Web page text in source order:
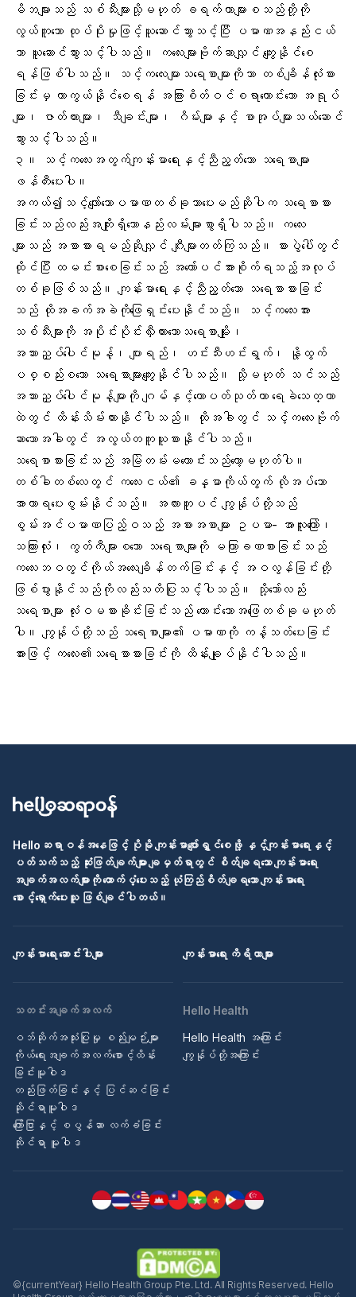
မိဘများသည် သစ်သီးများသို့မဟုတ် ခရက်ကာများစသည်တို့ကို
လွယ်ကူသော ထုပ်ပိုးမှုဖြင့်ယူဆောင်သွားသင့်ပြီး ပမာဏအနည်းငယ်
သာ ယူဆောင်သွားသင့်ပါသည်။ ကလေးများဗိုက်ဆာလျှင် ကျွေးနိုင်စေ
ရန်ဖြစ်ပါသည်။ သင့်ကလေးများသရေစာများကိုသာ တစ်ချိန်လုံးစား
ခြင်းမှ ကာကွယ်နိုင်စေရန် အခြားစိတ်ဝင်စရာကောင်းသော အရုပ်
များ၊ ဇာတ်ကားများ၊ သီချင်းများ၊ ဂိမ်းများနှင့် စာအုပ်များသယ်ဆောင်
သွားသင့်ပါသည်။
၃။ သင့်ကလေးအတွက်ကျန်းမာရေးနှင့်ညီညွတ်သော သရေစာများ
ဖန်တီးပေးပါ။
အကယ်၍သင့်လျော်သောပမာဏတစ်ခုသာပေးမည်ဆိုပါက သရေစာစား
ခြင်းသည်လည်းအကျိုးရှိသောနည်းလမ်းများစွာရှိပါသည်။ ကလေး
များသည် အစာစားရမည်ဆိုလျှင် ဂျီးများတတ်ကြသည်။ စားပွဲပေါ်တွင်
ထိုင်ပြီး ထမင်းစားစေခြင်းသည် အတော်ပင်အားစိုက်ရသည့်အလုပ်
တစ်ခုဖြစ်သည်။ ကျန်းမာရေးနှင့်ညီညွတ်သော သရေစာစားခြင်း
သည် ထိုအခက်အခဲကိုဖြေရှင်းပေးနိုင်သည်။ သင့်ကလေးအား
သစ်သီးများကို အပိုင်းပိုင်းလှီးထားသောသရေစာမျိုး၊
အသားညှပ်ပေါင်မုန့်၊ ပျားရည်၊ ဟင်းသီးဟင်းရွက်၊ နို့ထွက်
ပစ္စည်းစသော သရေစာများကျွေးနိုင်ပါသည်။ သို့မဟုတ် သင်သည်
အသားညှပ်ပေါင်မုန့်များကို ဂျမ်နှင့်ထောပတ်သုတ်ကာ ရေခဲသေတ္တာ
ထဲတွင် ထိန်းသိမ်းထားနိုင်ပါသည်။ ထိုအခါတွင် သင့်ကလေးဗိုက်
ဆာသောအခါတွင် အလွယ်တကူယူစားနိုင်ပါသည်။
သရေစာစားခြင်းသည် အမြဲတမ်းမကောင်းသည်တော့မဟုတ်ပါ။
တစ်ခါတစ်လေတွင် ကလေးငယ်၏ ခန္ဓာကိုယ်တွက် လိုအပ်သော
အာဟာရပေးစွမ်းနိုင်သည်။ အလားတူပင် ကျွန်ုပ်တို့သည်
စွမ်းအင်ပမာဏပြည့်ဝသည့် အစားအစာများ ဥပမာ- အာလူးကြော်၊
သကြားလုံး၊ ကွတ်ကီများစသော သရေစာများကို မကြာခဏစားခြင်းသည်
ကလေးဘဝတွင်ကိုယ်အလေးချိန်တက်ခြင်းနှင့် အဝလွန်ခြင်းတို့
ဖြစ်ပွားနိုင်သည်ကိုလည်းသတိပြုသင့်ပါသည်။ သို့သော်လည်း
သရေစာများ လုံးဝမစားခိုင်းခြင်းသည် ကောင်းသောအဖြေတစ်ခုမဟုတ်
ပါ။ ကျွန်ုပ်တို့သည် သရေစာများ၏ ပမာဏကို ကန့်သတ်ပေးခြင်း
အားဖြင့် ကလေး၏သရေစာစားခြင်းကို ထိန်းချုပ်နိုင်ပါသည်။
Helloဆရာဝန်အနေဖြင့် ပိုမို ကျန်းမာပျော်ရွှင်စေဖို့ နှင့်ကျန်းမာရေးနှင့်
ပတ်သက်သည့် ဆုံးဖြတ်ချက်များ ချမှတ်ရာတွင် စိတ်ချရသော ကျန်းမာရေး
အချက်အလက်များကို ထောက်ပံ့ပေးသည့် ယုံကြည်စိတ်ချရသော ကျန်းမာရေး
စောင့်ရှောက်ပေးသူ ဖြစ်ချင်ပါတယ်။
ကျန်းမာရေး ဆောင်းပါးများ ကျန်းမာရေး ကိရိယာများ
သတင်းအချက်အလက်
ဝဘ်ဆိုက်အသုံးပြုမှု စည်းမျဉ်းများ
ကိုယ်ရေးအချက်အလက်စောင့်ထိန်း
ခြင်းမူဝါဒ
တည်းဖြတ်ခြင်းနှင့် ပြင်ဆင်ခြင်း
ဆိုင်ရာမူဝါဒ
ကြော်ငြာနှင့် စပွန်ဆာ လက်ခံခြင်း
ဆိုင်ရာ မူဝါဒ
Hello Health
Hello Health အကြောင်း
ကျွန်ုပ်တို့အကြောင်း
©{currentYear} Hello Health Group Pte. Ltd. All Rights Reserved. Hello